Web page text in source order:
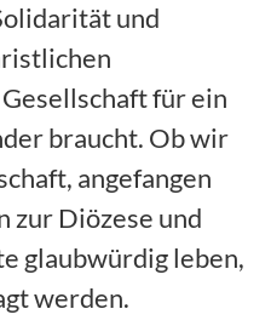
und
für ein
braucht. Ob wir
angefangen
zur Diözese und
glaubwürdig leben,
werden.